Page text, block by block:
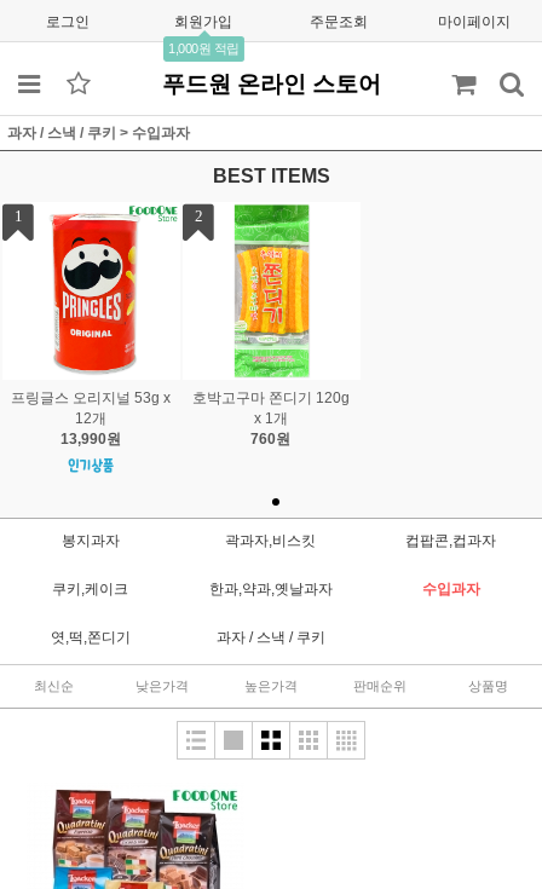
로그인 회원가입
1,000원 적립
주문조회 마이페이지
푸드원 온라인 스토어
과자 / 스낵 / 쿠키 > 수입과자
BEST ITEMS
1
프링글스 오리지널 53g x
12개
13,990원
2
호박고구마 쫀디기 120g
x 1개
760원
봉지과자 곽과자,비스킷 컵팝콘,컵과자
쿠키,케이크 한과,약과,옛날과자 수입과자
엿,떡,쫀디기 과자 / 스낵 / 쿠키
최신순 낮은가격 높은가격 판매순위 상품명